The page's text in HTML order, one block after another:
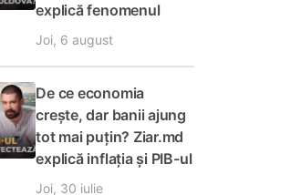
explică fenomenul
Joi, 6 august
De ce economia
crește, dar banii ajung
tot mai puțin? Ziar.md
explică inflația și PIB-ul
Joi, 30 iulie